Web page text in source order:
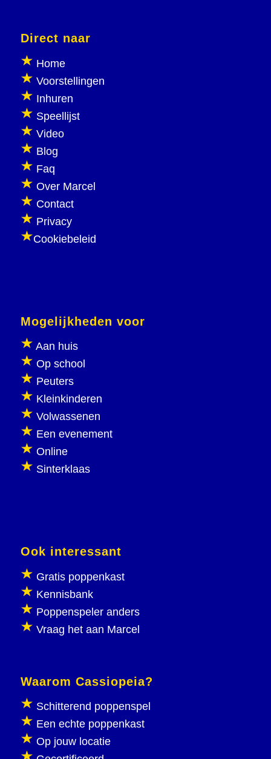
Direct naar
Home
Voorstellingen
Inhuren
Speellijst
Video
Blog
Faq
Over Marcel
Contact
Privacy
Cookiebeleid
Mogelijkheden voor
Aan huis
Op school
Peuters
Kleinkinderen
Volwassenen
Een evenement
Online
Sinterklaas
Ook interessant
Gratis poppenkast
Kennisbank
Poppenspeler anders
Vraag het aan Marcel
Waarom Cassiopeia?
Schitterend poppenspel
Een echte poppenkast
Op jouw locatie